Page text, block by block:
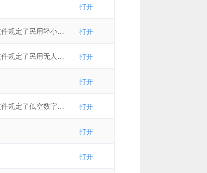
打开
本文件规定了民用轻小型无人机的碰撞伤害等级划分、碰撞安全要求与碰撞安全试验要求。本文件适用于最大起飞重量在0.25 kg~25 kg的民用轻小型无人机碰撞安全性的评定。 打开
本文件规定了民用无人机系统（以下简称“无人机”）可靠性飞行试验的要求、试验方法以及试验数据采集与处理。本文件适用于民用无人机可靠性飞行试验。 打开
打开
本文件规定了低空数字航空摄影测量（简称航摄）内业生产的准备工作、数据预处理、空中三角测量、基础地理信息数字成果生产、检查验收和上交成果的要求。本文件适用于采用无人飞行器低空数字航摄系统获取的数据，以1:500、1:1000、1:2000比例尺的基础地理信息数字成果生产为目的的低空数字航空摄影测量内业生产工作。 打开
打开
打开